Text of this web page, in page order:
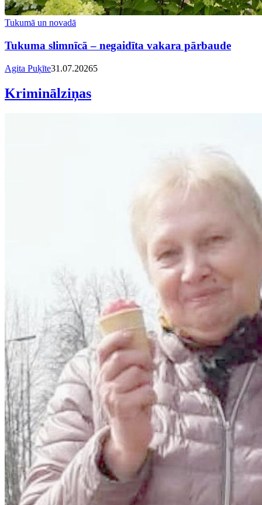
Tukumā un novadā
Tukuma slimnīcā – negaidīta vakara pārbaude
Agita Puķīte31.07.20265
Kriminālziņas